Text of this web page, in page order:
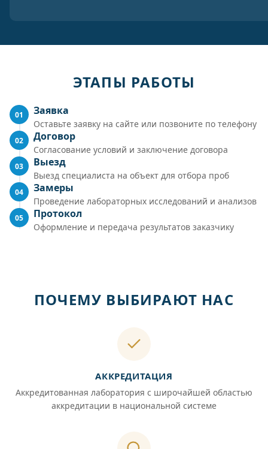
ЭТАПЫ РАБОТЫ
01 Заявка
Оставьте заявку на сайте или позвоните по телефону
02 Договор
Согласование условий и заключение договора
03 Выезд
Выезд специалиста на объект для отбора проб
04 Замеры
Проведение лабораторных исследований и анализов
05 Протокол
Оформление и передача результатов заказчику
ПОЧЕМУ ВЫБИРАЮТ НАС
АККРЕДИТАЦИЯ
Аккредитованная лаборатория с широчайшей областью
аккредитации в национальной системе